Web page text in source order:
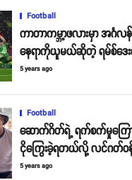
Football
ကာတာကမ္ဘာ့ဖလားမှာ အင်္ဂလန်
နေရာကိုယူမယ်ဆိုတဲ့ ရမ်စ်ဒေ
5 years ago
Football
ဆောက်ဂိတ်ရဲ့ ရက်စက်မှုကြော
ငိုကြွေးခဲ့ရတယ်လို့ လင်ဂတ်ဝ
5 years ago